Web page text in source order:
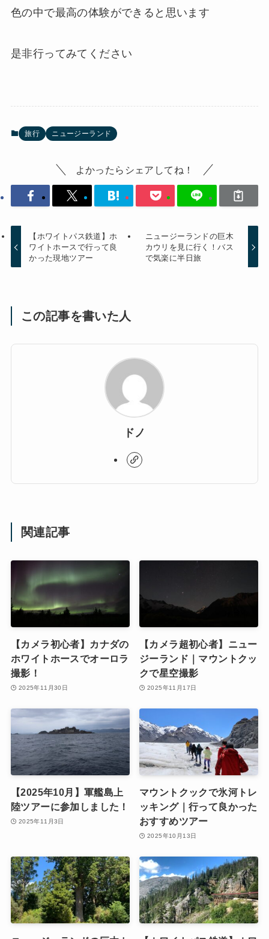
色の中で最高の体験ができると思います
是非行ってみてください
旅行 ニュージーランド
よかったらシェアしてね！
【ホワイトパス鉄道】ホ
ワイトホースで行って良
かった現地ツアー
ニュージーランドの巨木
カウリを見に行く！バス
で気楽に半日旅
この記事を書いた人
ドノ
関連記事
【カメラ初心者】カナダの
ホワイトホースでオーロラ
撮影！
2025年11月30日
【カメラ超初心者】ニュー
ジーランド｜マウントクッ
クで星空撮影
2025年11月17日
【2025年10月】軍艦島上
陸ツアーに参加しました！
2025年11月3日
マウントクックで氷河トレ
ッキング｜行って良かった
おすすめツアー
2025年10月13日